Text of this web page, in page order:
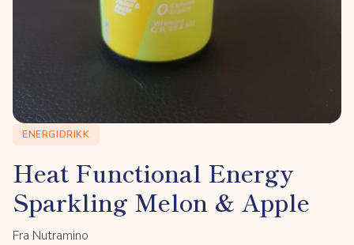
ENERGIDRIKK
Heat Functional Energy
Sparkling Melon & Apple
Fra Nutramino